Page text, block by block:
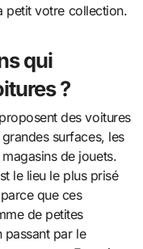
petit votre collection.
qui
?
des voitures
surfaces, les
de jouets.
le lieu le plus prisé
que ces
de petites
passant par le